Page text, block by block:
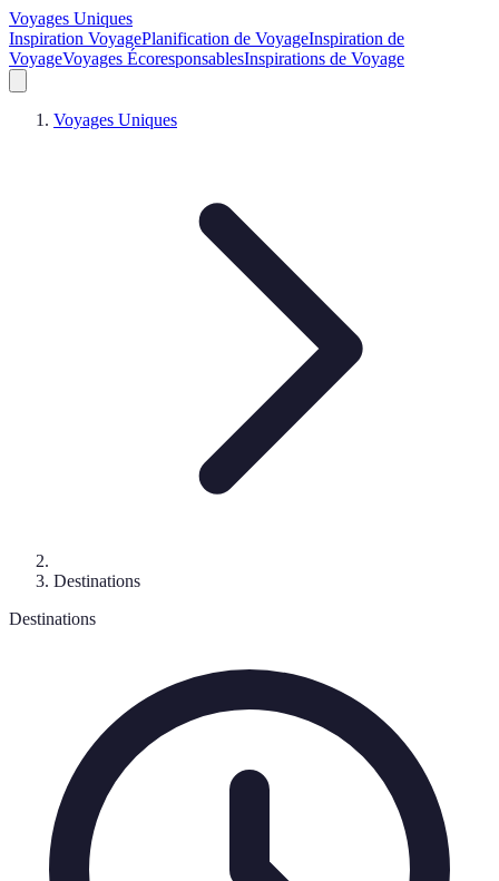
Voyages Uniques
Inspiration VoyagePlanification de VoyageInspiration de
VoyageVoyages ÉcoresponsablesInspirations de Voyage
Voyages Uniques
Destinations
Destinations